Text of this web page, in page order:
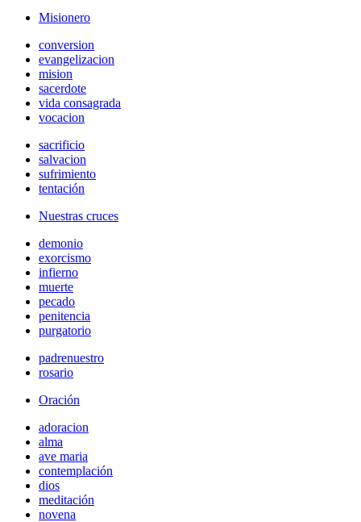
Misionero
conversion
evangelizacion
mision
sacerdote
vida consagrada
vocacion
sacrificio
salvacion
sufrimiento
tentación
Nuestras cruces
demonio
exorcismo
infierno
muerte
pecado
penitencia
purgatorio
padrenuestro
rosario
Oración
adoracion
alma
ave maria
contemplación
dios
meditación
novena